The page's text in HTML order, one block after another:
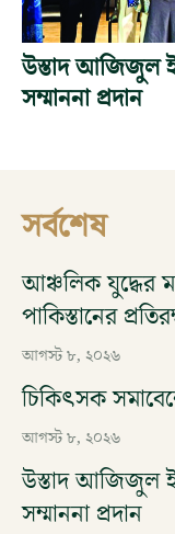
উস্তাদ আজিজুল
সম্মাননা প্রদান
সর্বশেষ
আঞ্চলিক যুদ্ধের
পাকিস্তানের
আগস্ট ৮, ২০২৬
চিকিৎসক
আগস্ট ৮, ২০২৬
উস্তাদ আজিজুল
সম্মাননা প্রদান